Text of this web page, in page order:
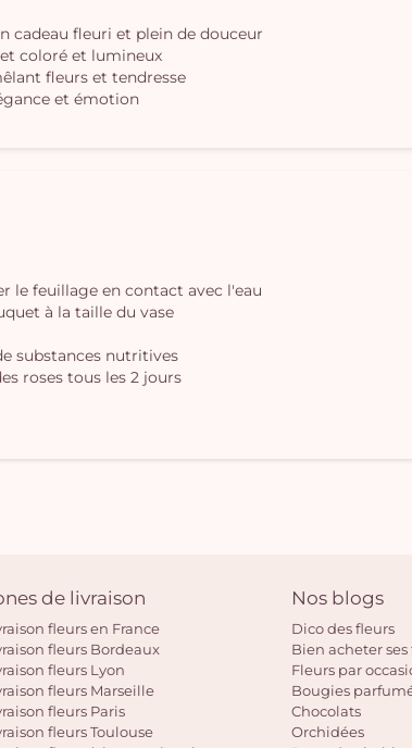
cadeau fleuri et plein de douceur
coloré et lumineux
fleurs et tendresse
et émotion
le feuillage en contact avec l'eau
à la taille du vase
substances nutritives
roses tous les 2 jours
de livraison
fleurs en France
fleurs Bordeaux
fleurs Lyon
fleurs Marseille
fleurs Paris
fleurs Toulouse
Nos blogs
Dico des fleurs
Bien acheter ses
Fleurs par
Bougies
Chocolats
Orchidées